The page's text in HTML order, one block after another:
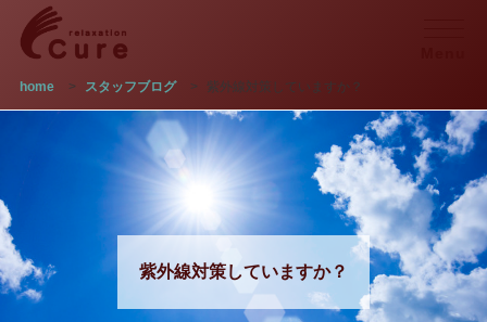
home > スタッフブログ > 紫外線対策していますか？
紫外線対策していますか？